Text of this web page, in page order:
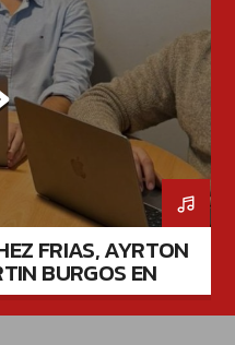
FRIAS, AYRTON
BURGOS EN
VIVA